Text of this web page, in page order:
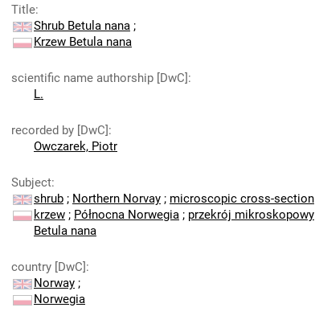
Title:
Shrub Betula nana ;
Krzew Betula nana
scientific name authorship [DwC]:
L.
recorded by [DwC]:
Owczarek, Piotr
Subject:
shrub ; Northern Norvay ; microscopic cross-section
krzew ; Północna Norwegia ; przekrój mikroskopowy
Betula nana
country [DwC]:
Norway ;
Norwegia